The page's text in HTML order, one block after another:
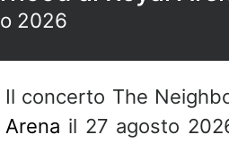
2026
Il concerto The
Arena il 27 agosto